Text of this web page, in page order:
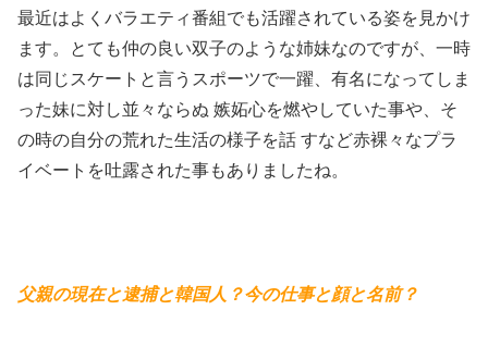
最近はよくバラエティ番組でも活躍されている姿を見かけ
ます。とても仲の良い双子のような姉妹なのですが、一時
は同じスケートと言うスポーツで一躍、有名になってしま
った妹に対し並々ならぬ 嫉妬心を燃やしていた事や、そ
の時の自分の荒れた生活の様子を話 すなど赤裸々なプラ
イベートを吐露された事もありましたね。
父親の現在と逮捕と韓国人？今の仕事と顔と名前？